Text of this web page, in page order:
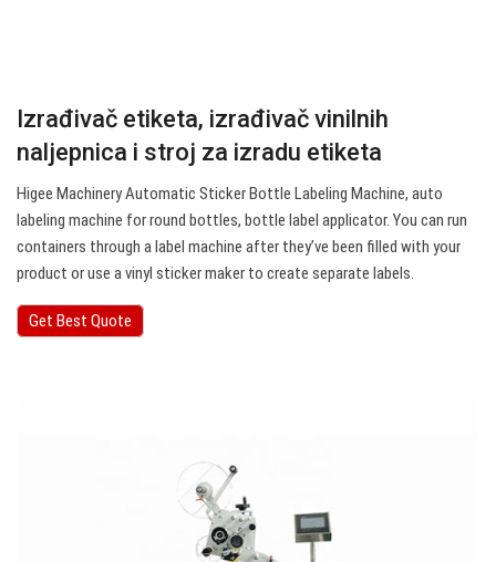
Izrađivač etiketa, izrađivač vinilnih
naljepnica i stroj za izradu etiketa
Higee Machinery Automatic Sticker Bottle Labeling Machine, auto
labeling machine for round bottles, bottle label applicator. You can run
containers through a label machine after they’ve been filled with your
product or use a vinyl sticker maker to create separate labels.
Get Best Quote